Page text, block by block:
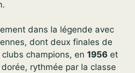
dans la légende avec
dont deux finales de
clubs champions, en 1956 et
rythmée par la classe